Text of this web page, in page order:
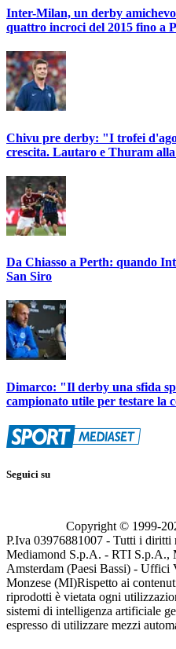
Inter-Milan, un derby
quattro incroci del 2015 fino a
Chivu pre derby: "I trofei
crescita. Lautaro e Thuram
Da Chiasso a Perth: quando
San Siro
Dimarco: "Il derby una sfida
campionato utile per testare la
Seguici su
Copyright © 1999-
P.Iva 03976881007 - Tutti i diritti
Mediamond S.p.A. - RTI S.p.A.,
Amsterdam (Paesi Bassi) -
Monzese (MI)Rispetto ai
riprodotti è vietata ogni
sistemi di intelligenza artificiale
espresso di utilizzare mezzi